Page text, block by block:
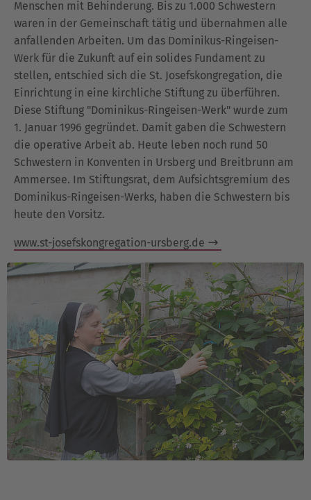
Menschen mit Behinderung. Bis zu 1.000 Schwestern
waren in der Gemeinschaft tätig und übernahmen alle
anfallenden Arbeiten. Um das Dominikus-Ringeisen-
Werk für die Zukunft auf ein solides Fundament zu
stellen, entschied sich die St. Josefskongregation, die
Einrichtung in eine kirchliche Stiftung zu überführen.
Diese Stiftung "Dominikus-Ringeisen-Werk" wurde zum
1. Januar 1996 gegründet. Damit gaben die Schwestern
die operative Arbeit ab. Heute leben noch rund 50
Schwestern in Konventen in Ursberg und Breitbrunn am
Ammersee. Im Stiftungsrat, dem Aufsichtsgremium des
Dominikus-Ringeisen-Werks, haben die Schwestern bis
heute den Vorsitz.
www.st-josefskongregation-ursberg.de